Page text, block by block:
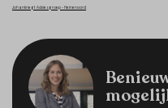
Johanknegt Adviesgroep - Heinenoord